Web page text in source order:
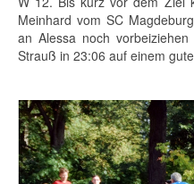
Meinhard vom SC
an Alessa noch
Strauß in 23:06 auf einem